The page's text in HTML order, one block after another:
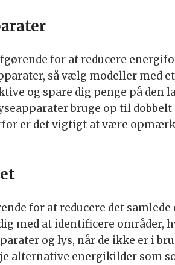
for at reducere
så vælg modeller med
og spare dig penge på den
bruge op til dobbelt
er det vigtigt at være
for at reducere det
med at identificere områder,
og lys, når de ikke er i
alternative energikilder som